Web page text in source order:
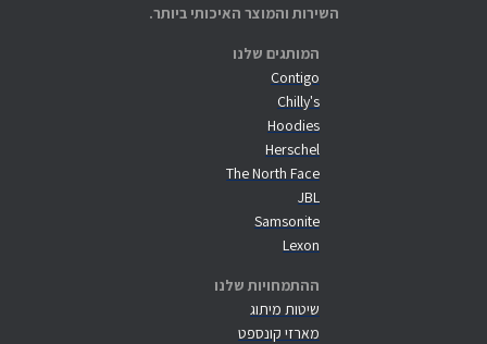
המותגים שלנו
Contigo
Chilly's
Hoodies
Herschel
The North Face
JBL
Samsonite
Lexon
ההתמחויות שלנו
שיטות מיתוג
מארזי קונספט
השירות והמוצר האיכותי ביותר.